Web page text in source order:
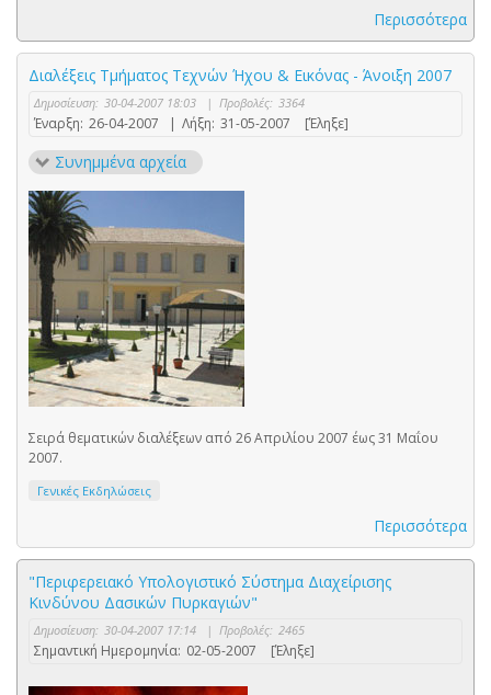
Περισσότερα
Διαλέξεις Τμήματος Τεχνών Ήχου & Εικόνας - Άνοιξη 2007
Δημοσίευση: 30-04-2007 18:03 | Προβολές: 3364
Έναρξη: 26-04-2007 | Λήξη: 31-05-2007 [Έληξε]
Συνημμένα αρχεία
Σειρά θεματικών διαλέξεων από 26 Απριλίου 2007 έως 31 Μαΐου
2007.
Γενικές Εκδηλώσεις
Περισσότερα
"Περιφερειακό Υπολογιστικό Σύστημα Διαχείρισης
Κινδύνου Δασικών Πυρκαγιών"
Δημοσίευση: 30-04-2007 17:14 | Προβολές: 2465
Σημαντική Ημερομηνία: 02-05-2007 [Έληξε]